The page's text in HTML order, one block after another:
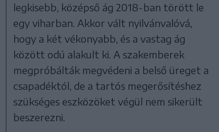
legkisebb, középső ág 2018-ban törött le
egy viharban. Akkor vált nyilvánvalóvá,
hogy a két vékonyabb, és a vastag ág
között odú alakult ki. A szakemberek
megpróbálták megvédeni a belső üreget a
csapadéktól, de a tartós megerősítéshez
szükséges eszközöket végül nem sikerült
beszerezni.